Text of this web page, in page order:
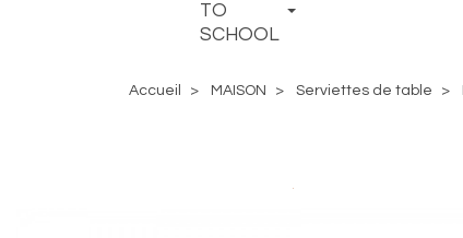
TO
SCHOOL
Accueil MAISON Serviettes de table